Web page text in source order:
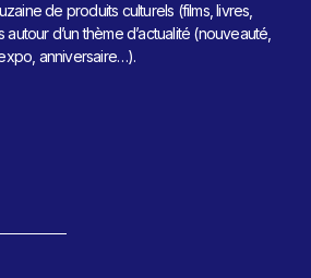
de produits culturels (films, livres,
d’un thème d’actualité (nouveauté,
anniversaire…).